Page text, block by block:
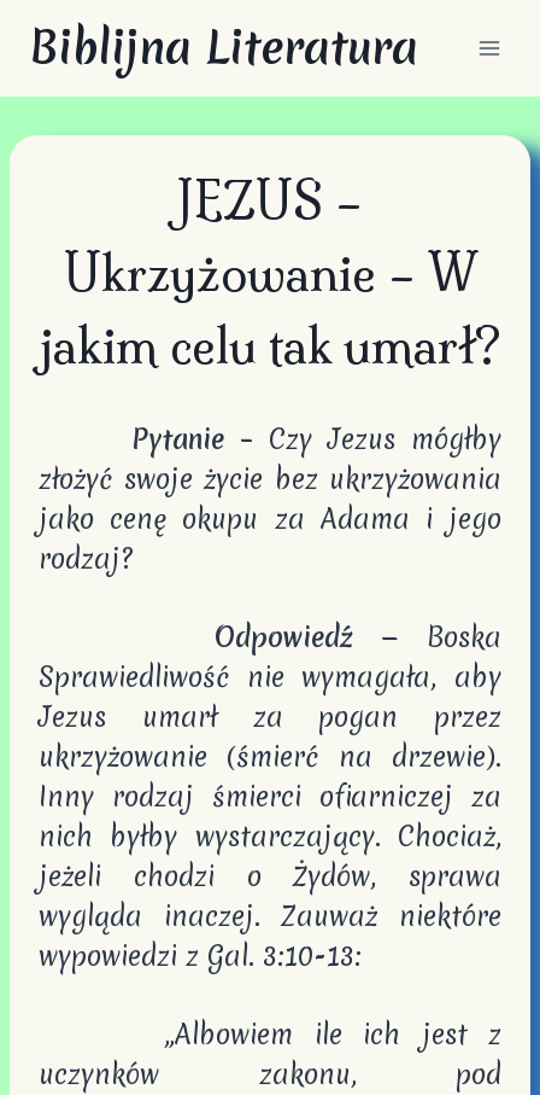
Przejdź
treści
Biblijna Literatura
JEZUS –
Ukrzyżowanie – W
jakim celu tak umarł?
Pytanie – Czy Jezus mógłby
złożyć swoje życie bez ukrzyżowania
jako cenę okupu za Adama i jego
rodzaj?
Odpowiedź— Boska
Sprawiedliwość nie wymagała, aby
Jezus umarł za pogan przez
ukrzyżowanie (śmierć na drzewie).
Inny rodzaj śmierci ofiarniczej za
nich byłby wystarczający. Chociaż,
jeżeli chodzi o Żydów, sprawa
wygląda inaczej. Zauważ niektóre
wypowiedzi z Gal. 3:10-13:
„Albowiem ile ich jest z
uczynków zakonu, pod